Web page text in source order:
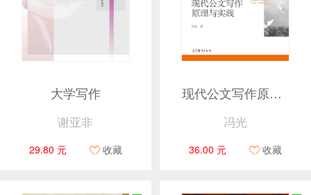
大学写作
谢亚非
29.80 元 收藏
现代公文写作原理与实践
冯光
36.00 元 收藏